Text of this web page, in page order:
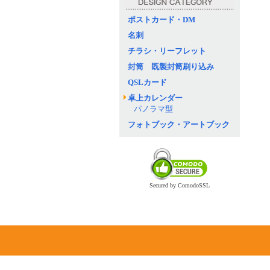
ポストカード・DM
名刺
チラシ・リーフレット
封筒 既製封筒刷り込み
QSLカード
卓上カレンダー
パノラマ型
フォトブック・アートブック
Secured by ComodoSSL